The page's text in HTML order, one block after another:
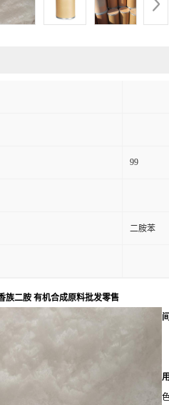
99
二胺苯
族二胺 有机合成原料批发零售